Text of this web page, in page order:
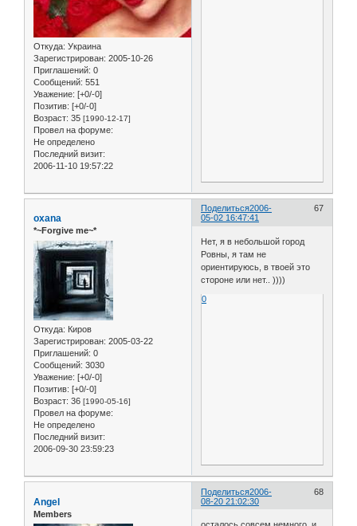
Откуда: Украина
Зарегистрирован: 2005-10-26
Приглашений: 0
Сообщений: 551
Уважение: [+0/-0]
Позитив: [+0/-0]
Возраст: 35 [1990-12-17]
Провел на форуме:
Не определено
Последний визит:
2006-11-10 19:57:22
Поделиться 67
2006-
05-02 16:47:41
oxana
*~Forgive me~*
Откуда: Киров
Зарегистрирован: 2005-03-22
Приглашений: 0
Сообщений: 3030
Уважение: [+0/-0]
Позитив: [+0/-0]
Возраст: 36 [1990-05-16]
Провел на форуме:
Не определено
Последний визит:
2006-09-30 23:59:23
Нет, я в небольшой город
Ровны, я там не
ориентируюсь, в твоей это
стороне или нет.. ))))
0
Поделиться 68
2006-
08-20 21:02:30
Angel
Members